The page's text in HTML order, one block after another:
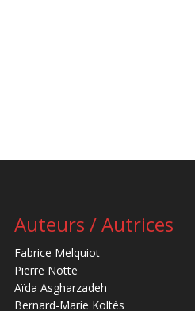
Auteurs / Autrices
Fabrice Melquiot
Pierre Notte
Aïda Asgharzadeh
Bernard-Marie Koltès